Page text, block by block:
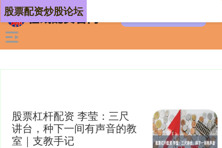
股票配资炒股论坛
股票杠杆配资 李莹：三尺
讲台，种下一间有声音的教
室｜支教手记